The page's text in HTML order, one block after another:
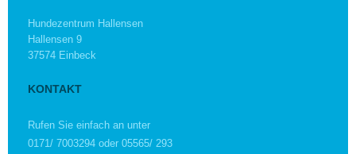
Hundezentrum Hallensen
Hallensen 9
37574 Einbeck
KONTAKT
Rufen Sie einfach an unter
0171/ 7003294 oder 05565/ 293